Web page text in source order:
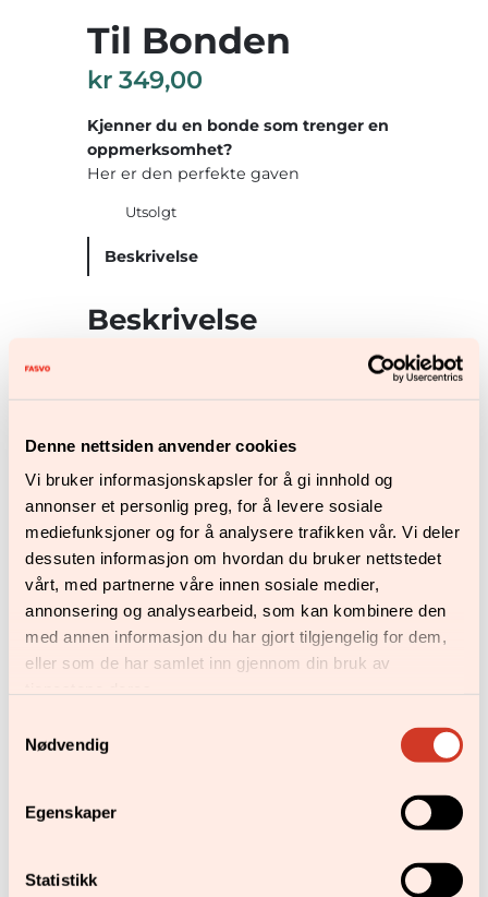
Denne nettsiden anvender cookies
Vi bruker informasjonskapsler for å gi innhold og
annonser et personlig preg, for å levere sosiale
mediefunksjoner og for å analysere trafikken vår. Vi deler
dessuten informasjon om hvordan du bruker nettstedet
vårt, med partnerne våre innen sosiale medier,
annonsering og analysearbeid, som kan kombinere den
med annen informasjon du har gjort tilgjengelig for dem,
eller som de har samlet inn gjennom din bruk av
Nødvendig
Egenskaper
Statistikk
Til Bonden
kr349,00
Kjenner du en bonde som trenger en
oppmerksomhet?
Her er den perfekte gaven
Utsolgt
Beskrivelse
Beskrivelse
«Treskekaffe» fra Øst Kaffekompani.
sjokohassel fra Den Lille
Nøttefabrikken).
Egenprodusert eikefjøl med gravering.
Leveres i gavepose.
Relaterte produkter